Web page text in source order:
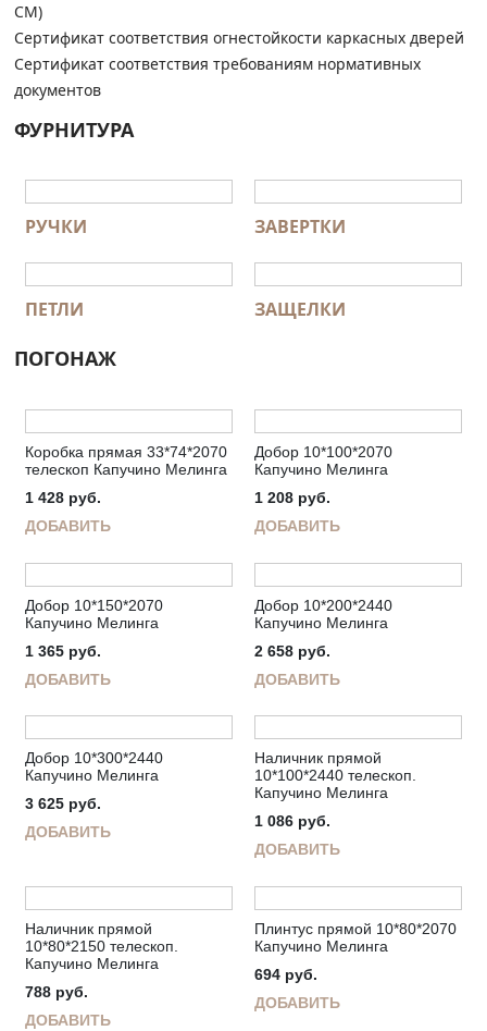
СМ)
Сертификат соответствия огнестойкости каркасных дверей
Сертификат соответствия требованиям нормативных
документов
ФУРНИТУРА
РУЧКИ ЗАВЕРТКИ
ПЕТЛИ ЗАЩЕЛКИ
ПОГОНАЖ
Коробка прямая 33*74*2070
телескоп Капучино Мелинга
1 428 руб.
ДОБАВИТЬ
Добор 10*100*2070
Капучино Мелинга
1 208 руб.
ДОБАВИТЬ
Добор 10*150*2070
Капучино Мелинга
1 365 руб.
ДОБАВИТЬ
Добор 10*200*2440
Капучино Мелинга
2 658 руб.
ДОБАВИТЬ
Добор 10*300*2440
Капучино Мелинга
3 625 руб.
ДОБАВИТЬ
Наличник прямой
10*100*2440 телескоп.
Капучино Мелинга
1 086 руб.
ДОБАВИТЬ
Наличник прямой
10*80*2150 телескоп.
Капучино Мелинга
788 руб.
ДОБАВИТЬ
Плинтус прямой 10*80*2070
Капучино Мелинга
694 руб.
ДОБАВИТЬ